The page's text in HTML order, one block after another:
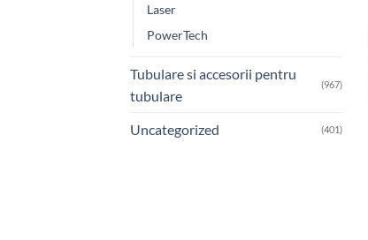
Laser
PowerTech
Tubulare si accesorii pentru
tubulare
(967)
Uncategorized (401)